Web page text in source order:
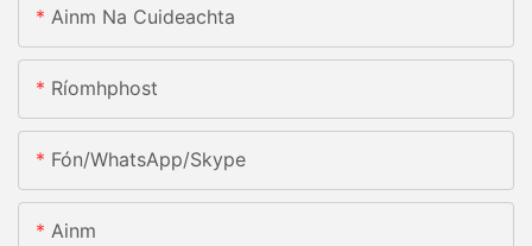
Ainm Na Cuideachta
Ríomhphost
Fón/whatsApp/skype
Ainm